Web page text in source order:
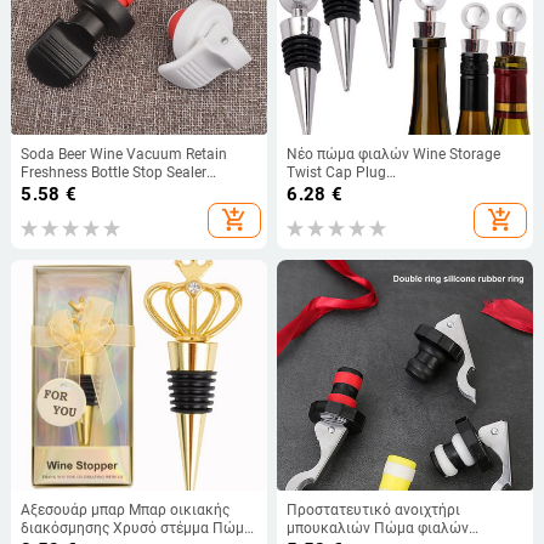
Soda Beer Wine Vacuum Retain
Freshness Bottle Stop Sealer
Preserver Plug Εργαλεία Κόκκινου
Σφραγισμένο Saver Retain
5.58 €
add_shopping_cart
Νέο πώμα φιαλών Wine Storage
Twist Cap Plug
επαναχρησιμοποιούμενο με κενό
σφραγισμένο καπάκι μπουκαλιού
Πώμα σαμπάνιας Wine Gifts Bar
6.28 €
add_shopping_cart
Αξεσουάρ μπαρ Μπαρ οικιακής
διακόσμησης Χρυσό στέμμα Πώμα
Προστατευτικό ανοιχτήρι
μπουκαλιών Πώμα φιαλών